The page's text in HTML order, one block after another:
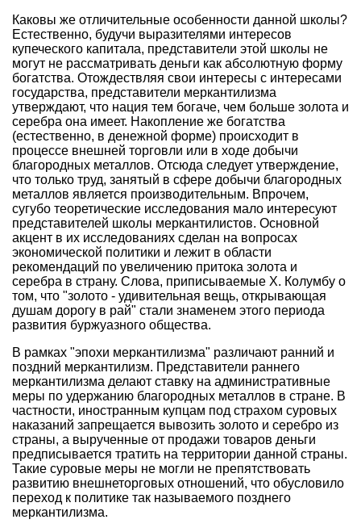
Каковы же отличительные особенности данной школы?
Естественно, будучи выразителями интересов
купеческого капитала, представители этой школы не
могут не рассматривать деньги как абсолютную форму
богатства. Отождествляя свои интересы с интересами
государства, представители меркантилизма
утверждают, что нация тем богаче, чем больше золота и
серебра она имеет. Накопление же богатства
(естественно, в денежной форме) происходит в
процессе внешней торговли или в ходе добычи
благородных металлов. Отсюда следует утверждение,
что только труд, занятый в сфере добычи благородных
металлов является производительным. Впрочем,
сугубо теоретические исследования мало интересуют
представителей школы меркантилистов. Основной
акцент в их исследованиях сделан на вопросах
экономической политики и лежит в области
рекомендаций по увеличению притока золота и
серебра в страну. Слова, приписываемые Х. Колумбу о
том, что "золото - удивительная вещь, открывающая
душам дорогу в рай" стали знаменем этого периода
развития буржуазного общества.
В рамках "эпохи меркантилизма" различают ранний и
поздний меркантилизм. Представители раннего
меркантилизма делают ставку на административные
меры по удержанию благородных металлов в стране. В
частности, иностранным купцам под страхом суровых
наказаний запрещается вывозить золото и серебро из
страны, а вырученные от продажи товаров деньги
предписывается тратить на территории данной страны.
Такие суровые меры не могли не препятствовать
развитию внешнеторговых отношений, что обусловило
переход к политике так называемого позднего
меркантилизма.